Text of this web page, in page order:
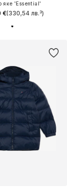
яке 'Essential'
€(330,54 лв.³)